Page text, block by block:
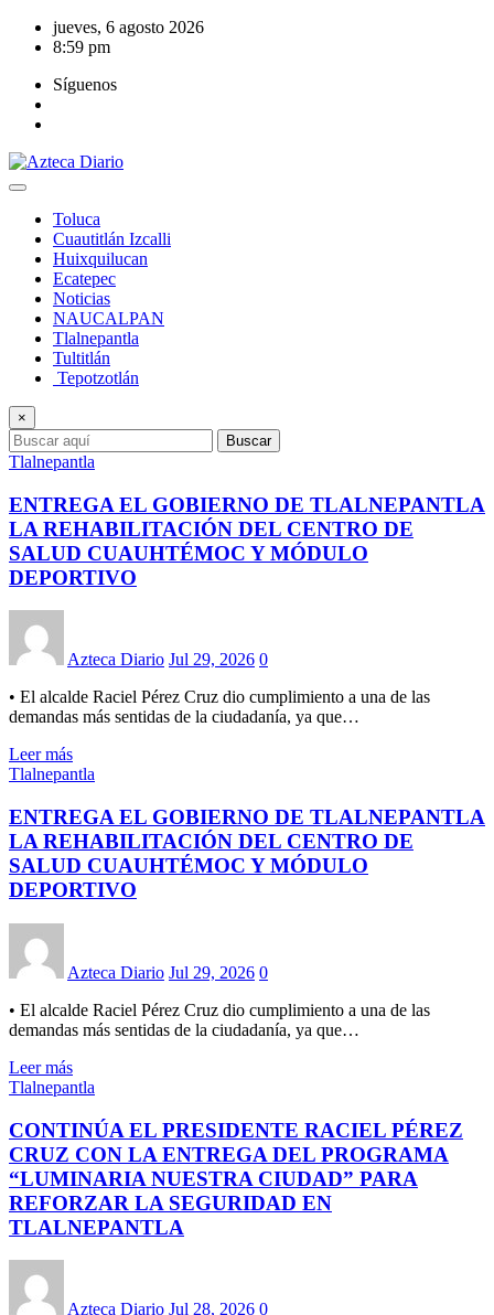
Saltar
jueves, 6 agosto 2026
8:59 pm
Síguenos
Toluca
Cuautitlán Izcalli
Huixquilucan
Ecatepec
Noticias
NAUCALPAN
Tlalnepantla
Tultitlán
Tepotzotlán
×
Buscar
Tlalnepantla
ENTREGA EL GOBIERNO DE TLALNEPANTLA
LA REHABILITACIÓN DEL CENTRO DE
SALUD CUAUHTÉMOC Y MÓDULO
DEPORTIVO
Azteca Diario Jul 29, 2026 0
• El alcalde Raciel Pérez Cruz dio cumplimiento a una de las
demandas más sentidas de la ciudadanía, ya que…
Leer más
Tlalnepantla
ENTREGA EL GOBIERNO DE TLALNEPANTLA
LA REHABILITACIÓN DEL CENTRO DE
SALUD CUAUHTÉMOC Y MÓDULO
DEPORTIVO
Azteca Diario Jul 29, 2026 0
• El alcalde Raciel Pérez Cruz dio cumplimiento a una de las
demandas más sentidas de la ciudadanía, ya que…
Leer más
Tlalnepantla
CONTINÚA EL PRESIDENTE RACIEL PÉREZ
CRUZ CON LA ENTREGA DEL PROGRAMA
“LUMINARIA NUESTRA CIUDAD” PARA
REFORZAR LA SEGURIDAD EN
TLALNEPANTLA
Azteca Diario Jul 28, 2026 0